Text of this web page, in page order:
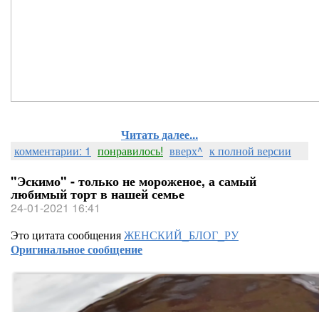
Читать далее...
комментарии: 1 понравилось! вверх^ к полной версии
"Эскимо" - только не мороженое, а самый
любимый торт в нашей семье
24-01-2021 16:41
Это цитата сообщенияЖЕНСКИЙ_БЛОГ_РУ
Оригинальное сообщение